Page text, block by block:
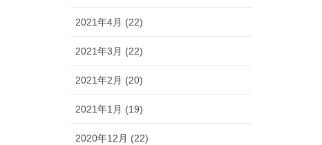
2021年4月 (22)
2021年3月 (22)
2021年2月 (20)
2021年1月 (19)
2020年12月 (22)